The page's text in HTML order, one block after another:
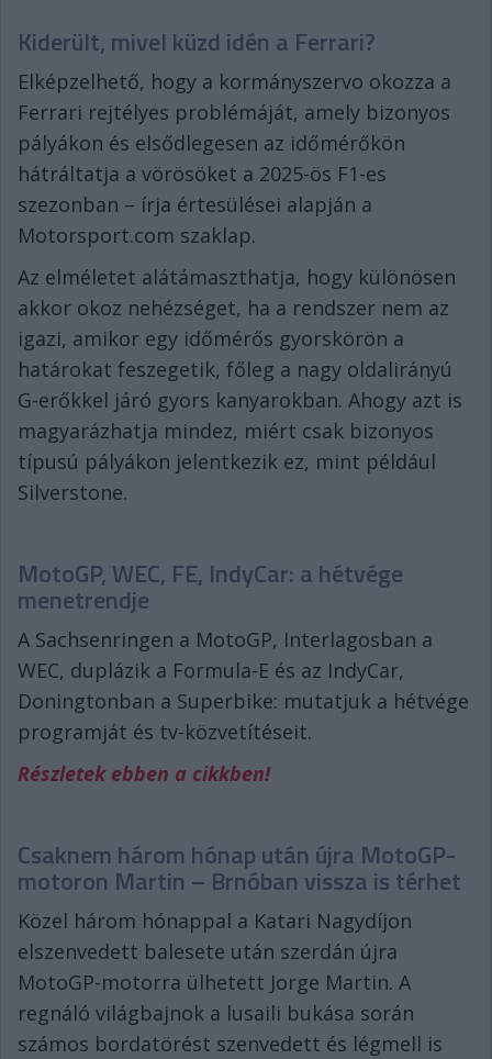
Kiderült, mivel küzd idén a Ferrari?
Elképzelhető, hogy a kormányszervo okozza a
Ferrari rejtélyes problémáját, amely bizonyos
pályákon és elsődlegesen az időmérőkön
hátráltatja a vörösöket a 2025-ös F1-es
szezonban – írja értesülései alapján a
Motorsport.com szaklap.
Az elméletet alátámaszthatja, hogy különösen
akkor okoz nehézséget, ha a rendszer nem az
igazi, amikor egy időmérős gyorskörön a
határokat feszegetik, főleg a nagy oldalirányú
G-erőkkel járó gyors kanyarokban. Ahogy azt is
magyarázhatja mindez, miért csak bizonyos
típusú pályákon jelentkezik ez, mint például
Silverstone.
MotoGP, WEC, FE, IndyCar: a hétvége
menetrendje
A Sachsenringen a MotoGP, Interlagosban a
WEC, duplázik a Formula-E és az IndyCar,
Doningtonban a Superbike: mutatjuk a hétvége
programját és tv-közvetítéseit.
Részletek ebben a cikkben!
Csaknem három hónap után újra MotoGP-
motoron Martin – Brnóban vissza is térhet
Közel három hónappal a Katari Nagydíjon
elszenvedett balesete után szerdán újra
MotoGP-motorra ülhetett Jorge Martin. A
regnáló világbajnok a lusaili bukása során
számos bordatörést szenvedett és légmell is